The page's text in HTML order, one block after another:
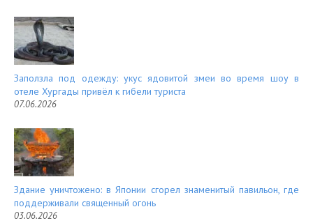
Заползла под одежду: укус ядовитой змеи во время шоу в
отеле Хургады привёл к гибели туриста
07.06.2026
Здание уничтожено: в Японии сгорел знаменитый павильон, где
поддерживали священный огонь
03.06.2026